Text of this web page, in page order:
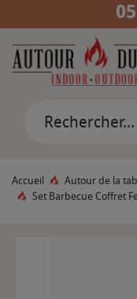
Accueil Autour de la
Set Barbecue Coffret